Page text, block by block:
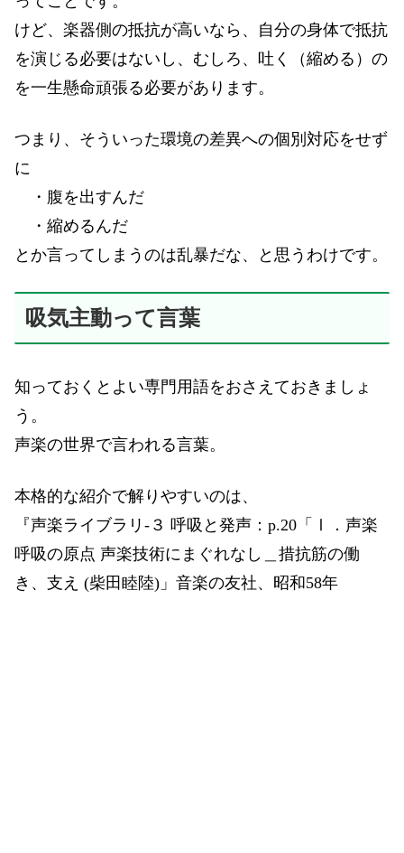
けど、楽器側の抵抗が高いなら、自分の身体で抵抗
を演じる必要はないし、むしろ、吐く（縮める）の
を一生懸命頑張る必要があります。
つまり、そういった環境の差異への個別対応をせず
に
・腹を出すんだ
・縮めるんだ
とか言ってしまうのは乱暴だな、と思うわけです。
吸気主動って言葉
知っておくとよい専門用語をおさえておきましょ
う。
声楽の世界で言われる言葉。
本格的な紹介で解りやすいのは、
『声楽ライブラリ-３ 呼吸と発声：p.20「Ⅰ．声楽
呼吸の原点 声楽技術にまぐれなし＿措抗筋の働
き、支え (柴田睦陸)」音楽の友社、昭和58年